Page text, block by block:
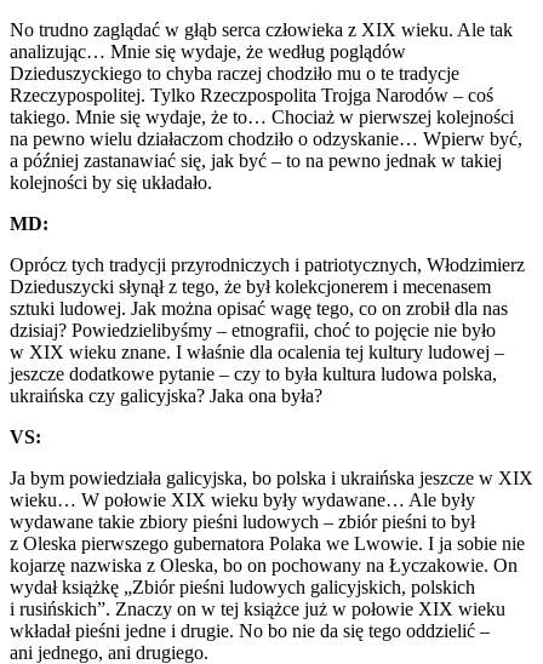
No trudno zaglądać w głąb serca człowieka z XIX wieku. Ale tak
analizując… Mnie się wydaje, że według poglądów
Dzieduszyckiego to chyba raczej chodziło mu o te tradycje
Rzeczypospolitej. Tylko Rzeczpospolita Trojga Narodów – coś
takiego. Mnie się wydaje, że to… Chociaż w pierwszej kolejności
na pewno wielu działaczom chodziło o odzyskanie… Wpierw być,
a później zastanawiać się, jak być – to na pewno jednak w takiej
kolejności by się układało.
MD:
Oprócz tych tradycji przyrodniczych i patriotycznych, Włodzimierz
Dzieduszycki słynął z tego, że był kolekcjonerem i mecenasem
sztuki ludowej. Jak można opisać wagę tego, co on zrobił dla nas
dzisiaj? Powiedzielibyśmy – etnografii, choć to pojęcie nie było
w XIX wieku znane. I właśnie dla ocalenia tej kultury ludowej –
jeszcze dodatkowe pytanie – czy to była kultura ludowa polska,
ukraińska czy galicyjska? Jaka ona była?
VS:
Ja bym powiedziała galicyjska, bo polska i ukraińska jeszcze w XIX
wieku… W połowie XIX wieku były wydawane… Ale były
wydawane takie zbiory pieśni ludowych – zbiór pieśni to był
z Oleska pierwszego gubernatora Polaka we Lwowie. I ja sobie nie
kojarzę nazwiska z Oleska, bo on pochowany na Łyczakowie. On
wydał książkę „Zbiór pieśni ludowych galicyjskich, polskich
i rusińskich”. Znaczy on w tej książce już w połowie XIX wieku
wkładał pieśni jedne i drugie. No bo nie da się tego oddzielić –
ani jednego, ani drugiego.